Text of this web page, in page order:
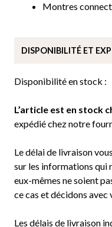
Montres
Disponibilité en stock :
L’article est en stock
expédié chez notre
Le délai de livraison
sur les informations qui
eux-mêmes ne soient
ce cas et décidons avec
Les délais de livraison
DISPONIBILITÉ ET